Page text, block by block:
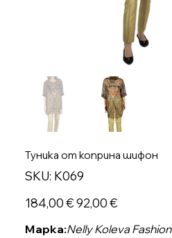
Туника от коприна шифон
SKU: SKU
K069
K069
Оригинална
цена
184,00 € Продажна
цена
92,00 €
Марка:Nelly Koleva Fashion